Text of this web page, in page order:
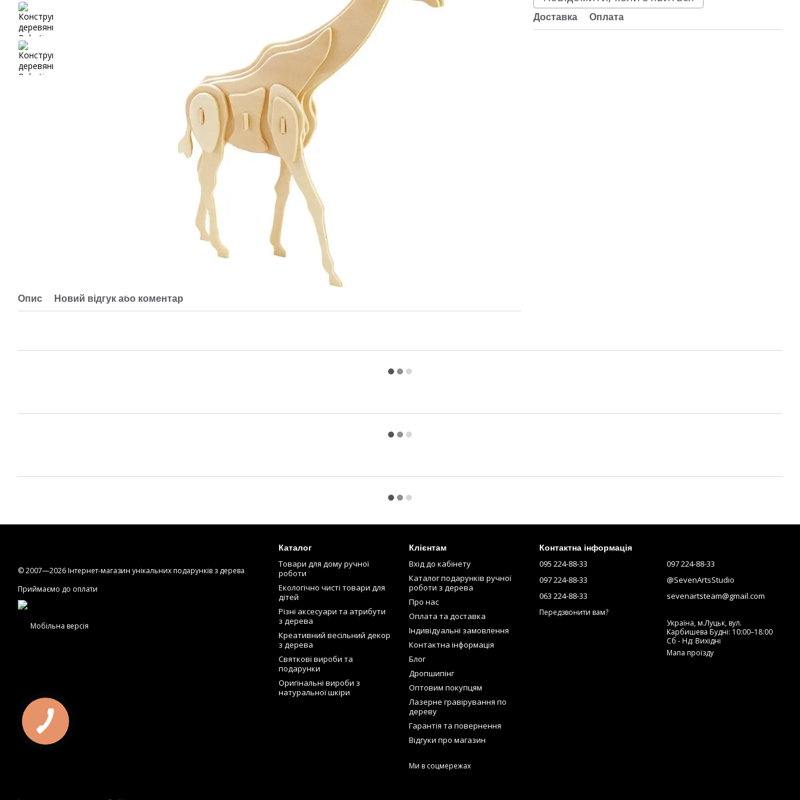
Опис Новий відгук або коментар
Доставка Оплата
© 2007—2026 Інтернет-магазин унікальних подарунків з дерева
Приймаємо до оплати
Мобільна версія
Каталог
Товари для дому ручної
роботи
Екологічно чисті товари для
дітей
Різні аксесуари та атрибути
з дерева
Креативний весільний декор
з дерева
Святкові вироби та
подарунки
Оригінальні вироби з
натуральної шкіри
Клієнтам
Вхід до кабінету
Каталог подарунків ручної
роботи з дерева
Про нас
Оплата та доставка
Індивідуальні замовлення
Контактна інформація
Блог
Дропшипінг
Оптовим покупцям
Лазерне гравірування по
дереву
Гарантія та повернення
Відгуки про магазин
Ми в соцмережах
Контактна інформація
095 224-88-33
097 224-88-33
063 224-88-33
Передзвонити вам?
097 224-88-33
@SevenArtsStudio
sevenartsteam@gmail.com
Україна, м.Луцьк, вул.
Карбишева Будні: 10:00–18:00
Сб - Нд: Вихідні
Мапа проїзду